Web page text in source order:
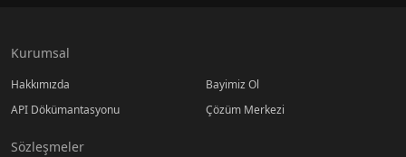
Kurumsal
Hakkımızda
Bayimiz Ol
API Dökümantasyonu
Çözüm Merkezi
Sözleşmeler